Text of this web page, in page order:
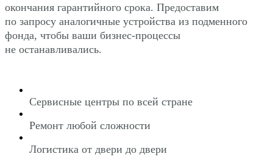
окончания гарантийного срока. Предоставим
по запросу аналогичные устройства из подменного
фонда, чтобы ваши бизнес-процессы
не останавливались.
Сервисные центры по всей стране
Ремонт любой сложности
Логистика от двери до двери